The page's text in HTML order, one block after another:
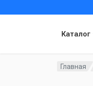
Каталог
Главная